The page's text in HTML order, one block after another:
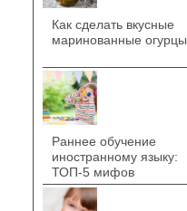
Как сделать вкусные
маринованные огурцы
Раннее обучение
иностранному языку:
ТОП-5 мифов